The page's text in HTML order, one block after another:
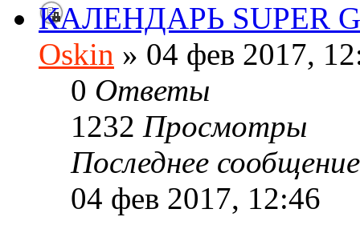
КАЛЕНДАРЬ SUPER
Oskin » 04 фев 2017,
0 Ответы
1232 Просмотры
Последнее
04 фев 2017, 12:46